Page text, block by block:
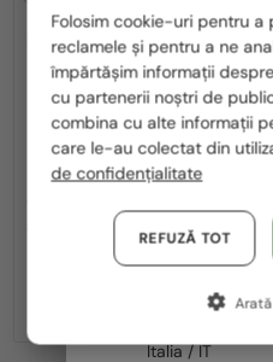
Saint Laurent—
România / RO
Polska / PL
Magyarország /
United Arab
Austria / AT
Germania / DE
Franța / FR
Italia / IT
Folosim cookie-uri pentru a
reclamele și pentru a ne
împărtășim informații
cu partenerii noștri de
combina cu alte informații
care le-au colectat din
de confidențialitate
REFUZĂ TOT